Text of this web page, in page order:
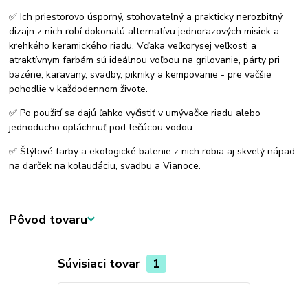
✅ Ich priestorovo úsporný, stohovateľný a prakticky nerozbitný
dizajn z nich robí dokonalú alternatívu jednorazových misiek a
krehkého keramického riadu. Vďaka veľkorysej veľkosti a
atraktívnym farbám sú ideálnou voľbou na grilovanie, párty pri
bazéne, karavany, svadby, pikniky a kempovanie - pre väčšie
pohodlie v každodennom živote.
✅ Po použití sa dajú ľahko vyčistiť v umývačke riadu alebo
jednoducho opláchnuť pod tečúcou vodou.
✅ Štýlové farby a ekologické balenie z nich robia aj skvelý nápad
na darček na kolaudáciu, svadbu a Vianoce.
Pôvod tovaru
Súvisiaci tovar 1